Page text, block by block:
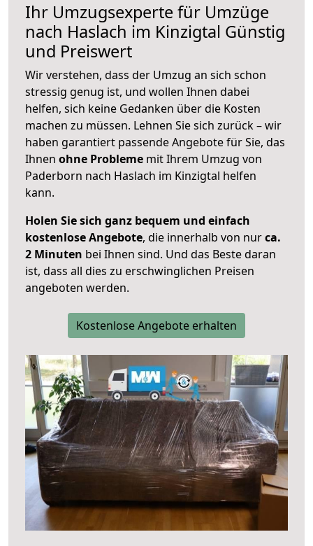
Ihr Umzugsexperte für Umzüge
nach Haslach im Kinzigtal Günstig
und Preiswert
Wir verstehen, dass der Umzug an sich schon
stressig genug ist, und wollen Ihnen dabei
helfen, sich keine Gedanken über die Kosten
machen zu müssen. Lehnen Sie sich zurück – wir
haben garantiert passende Angebote für Sie, das
Ihnen ohne Probleme mit Ihrem Umzug von
Paderborn nach Haslach im Kinzigtal helfen
kann.
Holen Sie sich ganz bequem und einfach
kostenlose Angebote, die innerhalb von nurca.
2 Minuten bei Ihnen sind. Und das Beste daran
ist, dass all dies zu erschwinglichen Preisen
angeboten werden.
Kostenlose Angebote erhalten